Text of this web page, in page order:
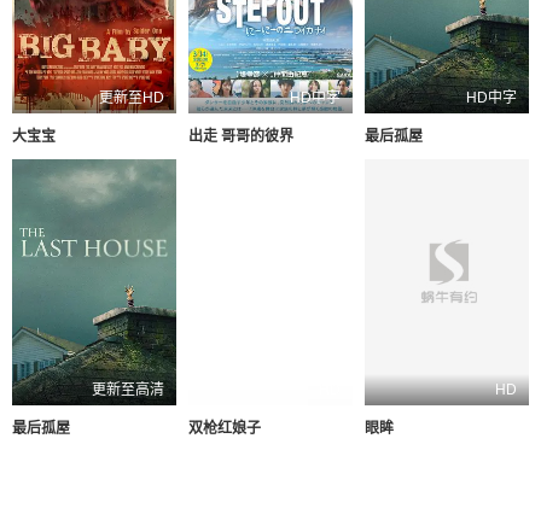
更新至HD
大宝宝
HD中字
出走 哥哥的彼界
HD中字
最后孤屋
更新至高清
最后孤屋 双枪红娘子
HD
眼眸